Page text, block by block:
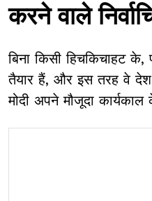
करने वाले
बिना किसी हिचकिचाहट
तैयार हैं, और इस तरह वे
मोदी अपने मौजूदा